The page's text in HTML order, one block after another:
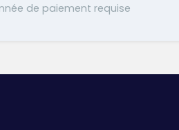
de paiement requise